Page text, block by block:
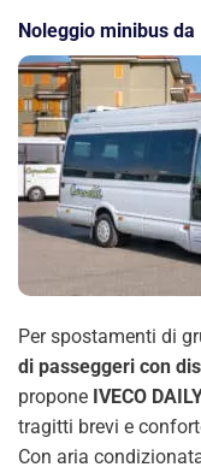
Noleggio minibus da
Per spostamenti di
di passeggeri con
propone IVECO
tragitti brevi e
Con aria